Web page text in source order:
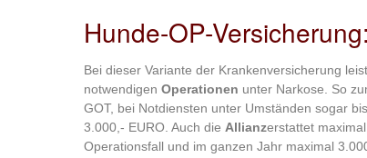
Hunde-OP-
Bei dieser Variante der Krankenversicherung
notwendigen Operationen unter Narkose. So
GOT, bei Notdiensten unter Umständen sogar
3.000,- EURO. Auch die Allianzerstattet
Operationsfall und im ganzen Jahr maximal